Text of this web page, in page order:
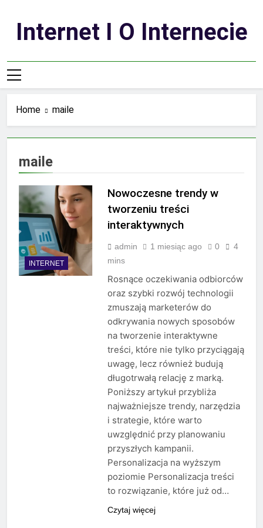
contentInternet I O Internecie
Home maile
maile
INTERNET
Nowoczesne trendy w
tworzeniu treści
interaktywnych
admin 1 miesiąc ago 0
4
mins
Rosnące oczekiwania odbiorców
oraz szybki rozwój technologii
zmuszają marketerów do
odkrywania nowych sposobów
na tworzenie interaktywne
treści, które nie tylko przyciągają
uwagę, lecz również budują
długotrwałą relację z marką.
Poniższy artykuł przybliża
najważniejsze trendy, narzędzia
i strategie, które warto
uwzględnić przy planowaniu
przyszłych kampanii.
Personalizacja na wyższym
poziomie Personalizacja treści
to rozwiązanie, które już od…
Czytaj więcej